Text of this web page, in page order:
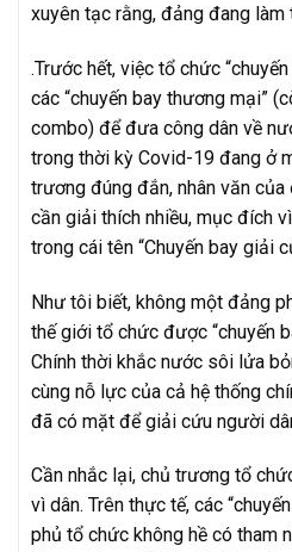
xuyên tạc rằng, đảng đang
.Trước hết, việc tổ chức
các “chuyến bay thương mại”
combo) để đưa công dân về
trong thời kỳ Covid-19 đang ở
trương đúng đắn, nhân văn
cần giải thích nhiều, mục đích
trong cái tên “Chuyến bay giải
Như tôi biết, không một đảng
thế giới tổ chức được “chuyến
Chính thời khắc nước sôi lửa
cùng nỗ lực của cả hệ thống
đã có mặt để giải cứu người
Cần nhắc lại, chủ trương tổ
vì dân. Trên thực tế, các
phủ tổ chức không hề có tham